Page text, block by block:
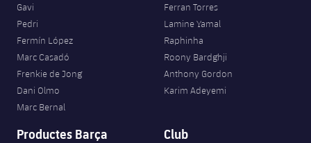
Gavi
Pedri
Fermín López
Marc Casadó
Frenkie de Jong
Dani Olmo
Marc Bernal
Ferran Torres
Lamine Yamal
Raphinha
Roony Bardghji
Anthony Gordon
Karim Adeyemi
Productes Barça Club